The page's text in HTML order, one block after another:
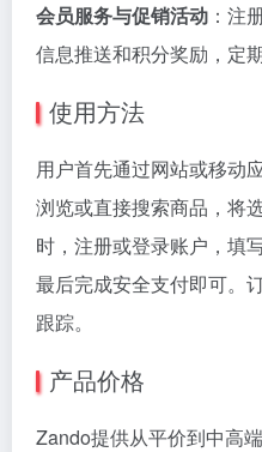
会员服务与促销活动 ：注
信息推送和积分奖励，定
使用方法
用户首先通过网站或移动
浏览或直接搜索商品，将
时，注册或登录账户，填
最后完成安全支付即可。
跟踪。
产品价格
Zando提供从平价到中高